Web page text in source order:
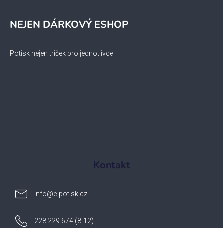
NEJEN DÁRKOVÝ ESHOP
Potisk nejen triček pro jednotlivce
Kontakt
info@e-potisk.cz
228 229 674 (8-12)